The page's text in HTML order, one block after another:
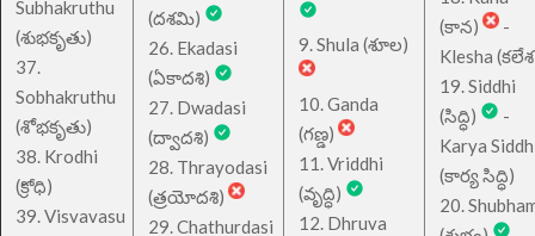
Subhakruthu
(శుభకృతు)
37.
Sobhakruthu
(శోభకృతు)
38. Krodhi
(క్రోధి)
39. Visvavasu
(దశమి)
26. Ekadasi
(ఏకాదశి)
27. Dwadasi
(ద్వాదశి)
28. Thrayodasi
(త్రయోదశి)
29. Chathurdasi
9. Shula (శూల)
10. Ganda
(గణ్డ)
11. Vriddhi
(వృద్ధి)
12. Dhruva
(కాన)
-
Klesha
19. Siddhi
(సిద్ధి)
-
Karya
(కార్య సిద్ధి)
20.